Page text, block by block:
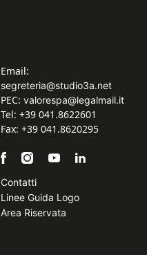
Email:
segreteria@studio3a.net
PEC: valorespa@legalmail.it
Tel: +39 041.8622601
Fax: +39 041.8620295
Contatti
Linee Guida Logo
Area Riservata